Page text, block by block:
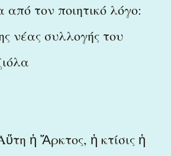
τον ποιητικό λόγο:
νέας συλλογής του
ἡ Ἄρκτος, ἡ κτίσις ἡ